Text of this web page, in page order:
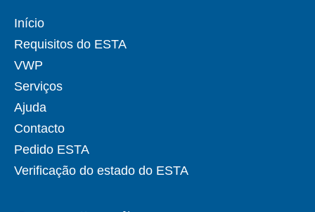
Início
Requisitos do ESTA
VWP
Serviços
Ajuda
Contacto
Pedido ESTA
Verificação do estado do ESTA